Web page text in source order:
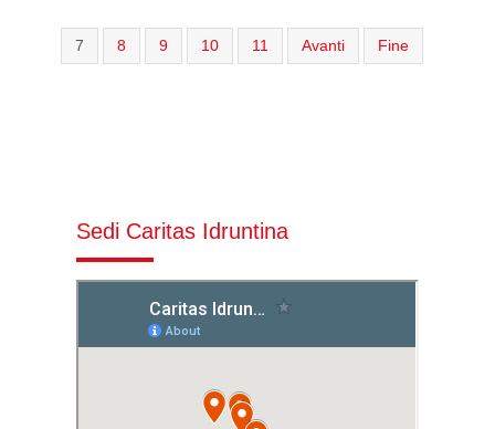
7 8 9 10 11 Avanti Fine
Sedi Caritas Idruntina